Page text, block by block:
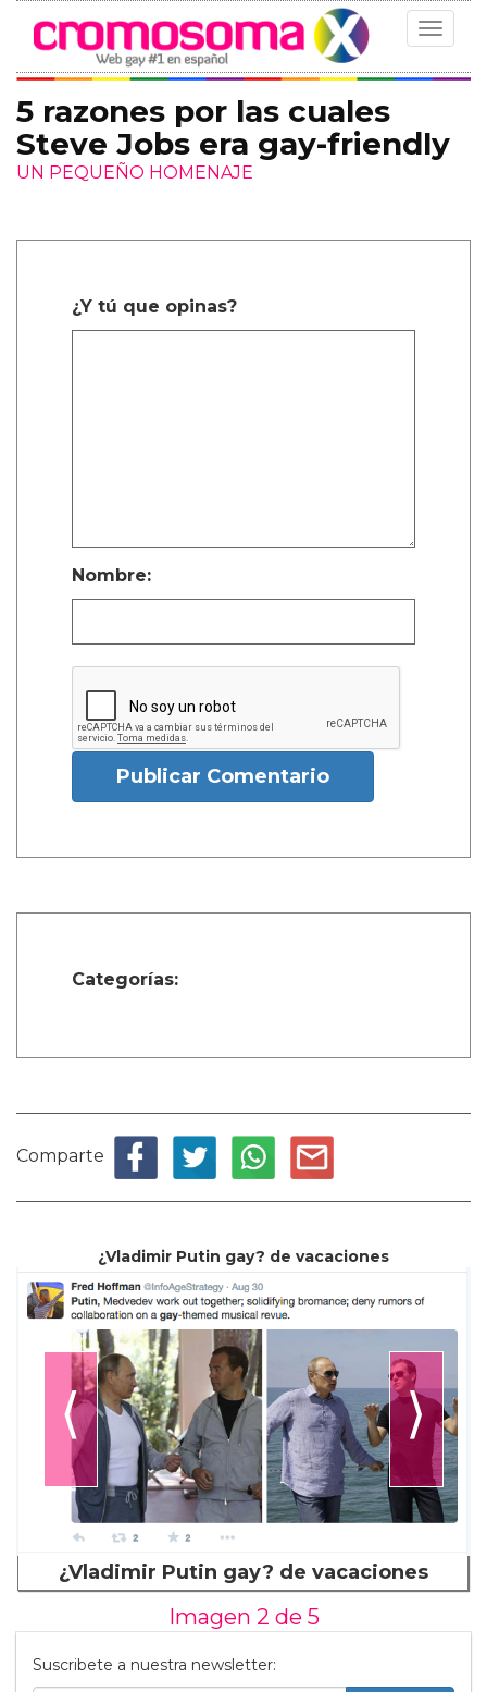
Toggle
5 razones por las cuales
Steve Jobs era gay-friendly
UN PEQUEÑO HOMENAJE
¿Y tú que opinas?
Nombre:
Publicar Comentario
Categorías:
Comparte
¿Vladimir Putin gay? de vacaciones
⟨ ⟩
¿Vladimir Putin gay? de vacaciones
Imagen 2 de 5
Suscribete a nuestra newsletter: